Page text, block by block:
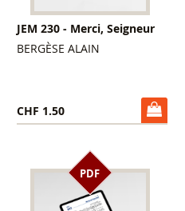
JEM 230 - Merci, Seigneur
BERGÈSE ALAIN
CHF 1.50
PDF